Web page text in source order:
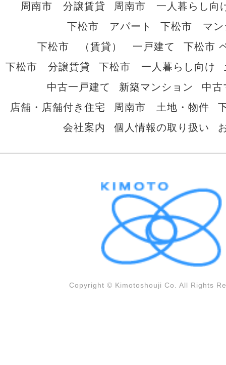
周南市 分譲賃貸
周南市 一人暮らし向
下松市 アパート
下松市 マン
下松市 （賃貸） 一戸建て
下松市
下松市 分譲賃貸
下松市 一人暮らし向け
中古一戸建て
新築マンション
中古
店舗・店舗付き住宅
周南市 土地・物件
会社案内
個人情報の取り扱い
Copyright © Kimotoshouji Co. All Rights